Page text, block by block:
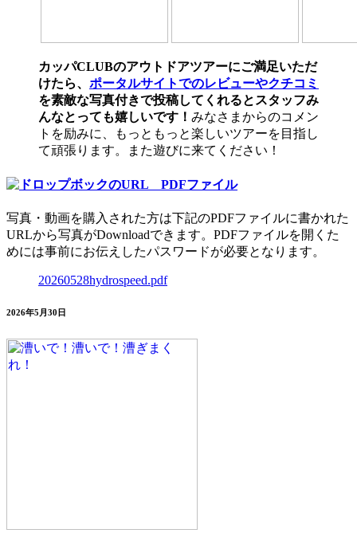
カッパCLUBのアウトドアツアーにご満足いただ
けたら、 ポータルサイトでのレビューやクチコミ
を素敵な写真付きで投稿してくれるとスタッフみ
んなとっても嬉しいです！ みなさまからのコメン
トを励みに、もっともっと楽しいツアーを目指し
て頑張ります。また遊びに来てください！
写真・動画を購入された方は下記のPDFファイルに書かれた
URLから写真がDownloadできます。PDFファイルを開くた
めには事前にお伝えしたパスワードが必要となります。
20260528hydrospeed.pdf
2026年5月30日